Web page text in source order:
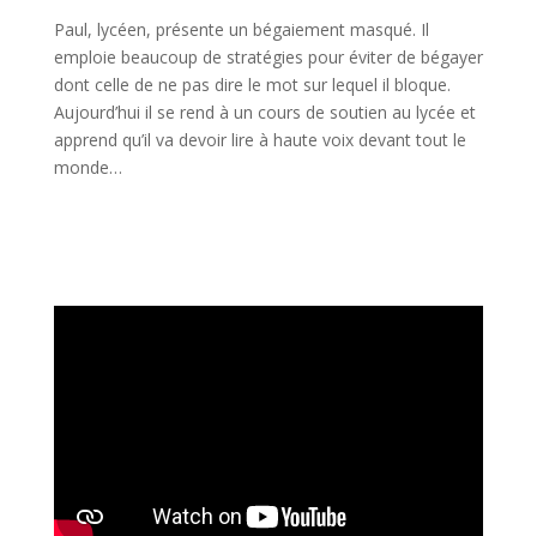
Paul, lycéen, présente un bégaiement masqué. Il
emploie beaucoup de stratégies pour éviter de bégayer
dont celle de ne pas dire le mot sur lequel il bloque.
Aujourd’hui il se rend à un cours de soutien au lycée et
apprend qu’il va devoir lire à haute voix devant tout le
monde…